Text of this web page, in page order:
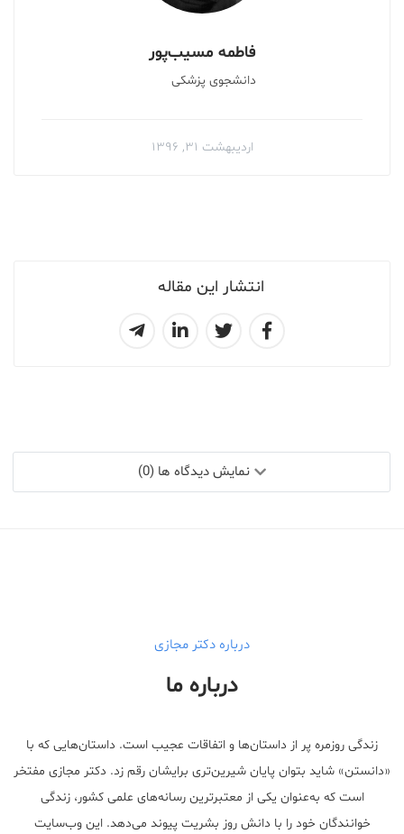
انتشار این مقاله
فاطمه مسیب‌پور
دانشجوی پزشکی
اردیبهشت ۳۱, ۱۳۹۶
نمایش دیدگاه ها (0)
درباره دکتر مجازی
درباره ما
زندگی روزمره پر از داستان‌ها و اتفاقات عجیب است. داستان‌هایی که با
«دانستن» شاید بتوان پایان شیرین‌تری برایشان رقم زد. دکتر مجازی مفتخر
است که به‌عنوان یکی از معتبر‌ترین رسانه‌های علمی کشور، زندگی
خوانندگان خود را با دانش روز بشریت پیوند می‌دهد. این وب‌سایت